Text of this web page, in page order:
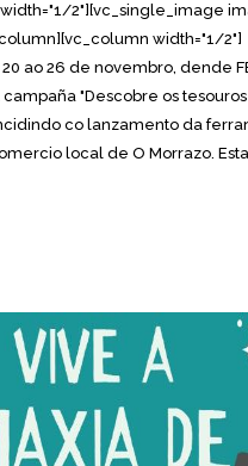
2"][vc_single_image
width="1/2"]
ao 26 de novembro, dende
"Descobre os
co lanzamento da
local de O Morrazo.